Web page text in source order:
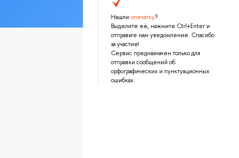
Нашли опечатку?
Выделите её, нажмите Ctrl+Enter и
отправьте нам уведомление. Спасибо
за участие!
Сервис предназначен только для
отправки сообщений об
орфографических и пунктуационных
ошибках.